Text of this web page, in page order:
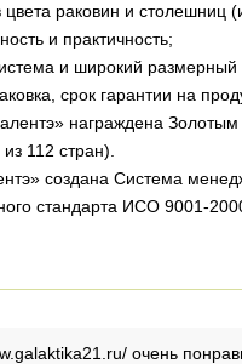
цвета раковин и столешниц
и практичность;
и широкий размерный
срок гарантии на
награждена Золотым
112 стран).
создана Система
стандарта ИСО 9001-
очень